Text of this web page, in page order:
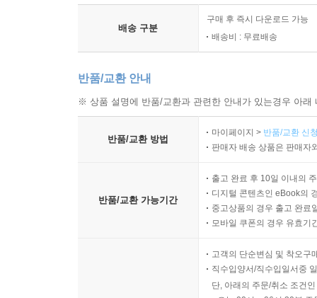
배송 구분
구매 후 즉시 다운로드 가능
배송비 : 무료배송
반품/교환 안내
※ 상품 설명에 반품/교환과 관련한 안내가 있는경우 아
반품/교환 방법
마이페이지 > 반품/교환 신
판매자 배송 상품은 판매자
반품/교환 가능기간
출고 완료 후 10일 이내의
디지털 콘텐츠인 eBook의
중고상품의 경우 출고 완료
모바일 쿠폰의 경우 유효기
고객의 단순변심 및 착오구
직수입양서/직수입일서중
단, 아래의 주문/취소 조건